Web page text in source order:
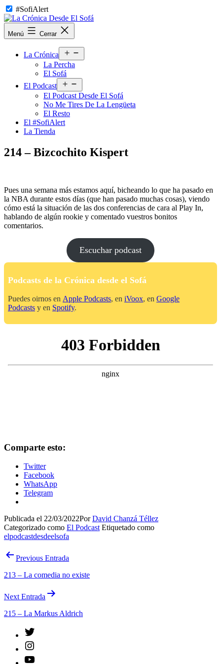
Saltar
al
contenido
#SofiAlert
La
Crónica
Menú Cerrar
La Crónica
el
La Percha
El Sofá
El Podcast
el
menú
El Podcast Desde El Sofá
No Me Tires De La Lengüeta
El Resto
El #SofiAlert
La Tienda
214 – Bizcochito Kispert
Pues una semana más estamos aquí, bicheando lo que ha pasado en
la NBA durante estos días (que han pasado muchas cosas), viendo
cómo está la situación de las dos conferencias de cara al Play In,
hablando de algún rookie y comentado vuestros bonitos
comentarios.
Escuchar podcast
Podcasts de la Crónica desde el Sofá
Puedes oirnos en Apple Podcasts, en iVoox, en Google
Podcasts y en Spotify.
Comparte esto:
Twitter
Facebook
WhatsApp
Telegram
Publicada el 22/03/2022PorDavid Chanzá Téllez
Categorizado como El Podcast Etiquetado como
elpodcastdesdeelsofa
Navegación
entradas
Previous Entrada
213 – La comedia no existe
Next Entrada
215 – La Markus Aldrich